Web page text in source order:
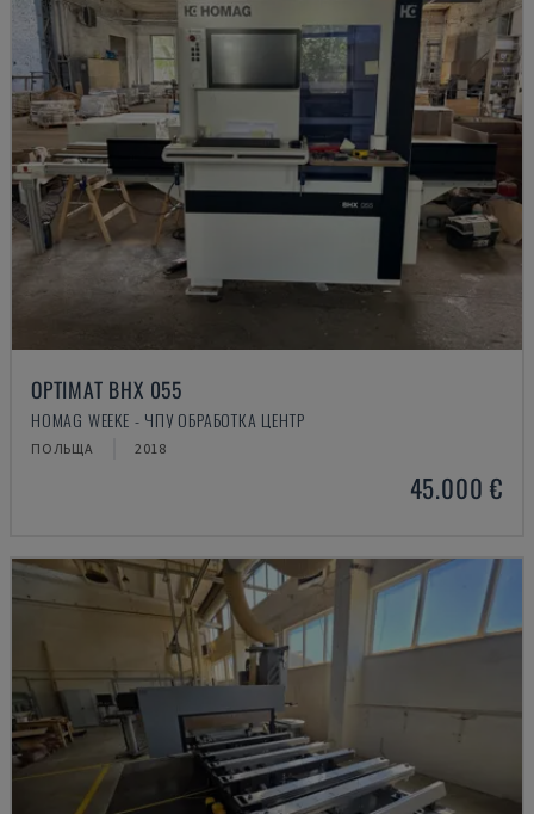
OPTIMAT BHX 055
HOMAG WEEKE - ЧПУ ОБРАБОТКА ЦЕНТР
ПОЛЬЩА 2018
45.000 €